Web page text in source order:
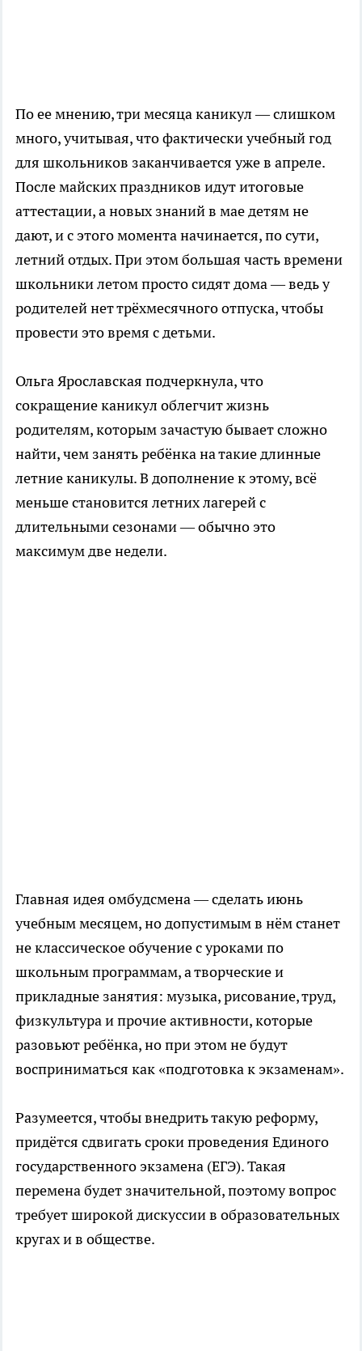
По ее мнению, три месяца каникул — слишком
много, учитывая, что фактически учебный год
для школьников заканчивается уже в апреле.
После майских праздников идут итоговые
аттестации, а новых знаний в мае детям не
дают, и с этого момента начинается, по сути,
летний отдых. При этом большая часть времени
школьники летом просто сидят дома — ведь у
родителей нет трёхмесячного отпуска, чтобы
провести это время с детьми.
Ольга Ярославская подчеркнула, что
сокращение каникул облегчит жизнь
родителям, которым зачастую бывает сложно
найти, чем занять ребёнка на такие длинные
летние каникулы. В дополнение к этому, всё
меньше становится летних лагерей с
длительными сезонами — обычно это
максимум две недели.
Главная идея омбудсмена — сделать июнь
учебным месяцем, но допустимым в нём станет
не классическое обучение с уроками по
школьным программам, а творческие и
прикладные занятия: музыка, рисование, труд,
физкультура и прочие активности, которые
разовьют ребёнка, но при этом не будут
восприниматься как «подготовка к экзаменам».
Разумеется, чтобы внедрить такую реформу,
придётся сдвигать сроки проведения Единого
государственного экзамена (ЕГЭ). Такая
перемена будет значительной, поэтому вопрос
требует широкой дискуссии в образовательных
кругах и в обществе.